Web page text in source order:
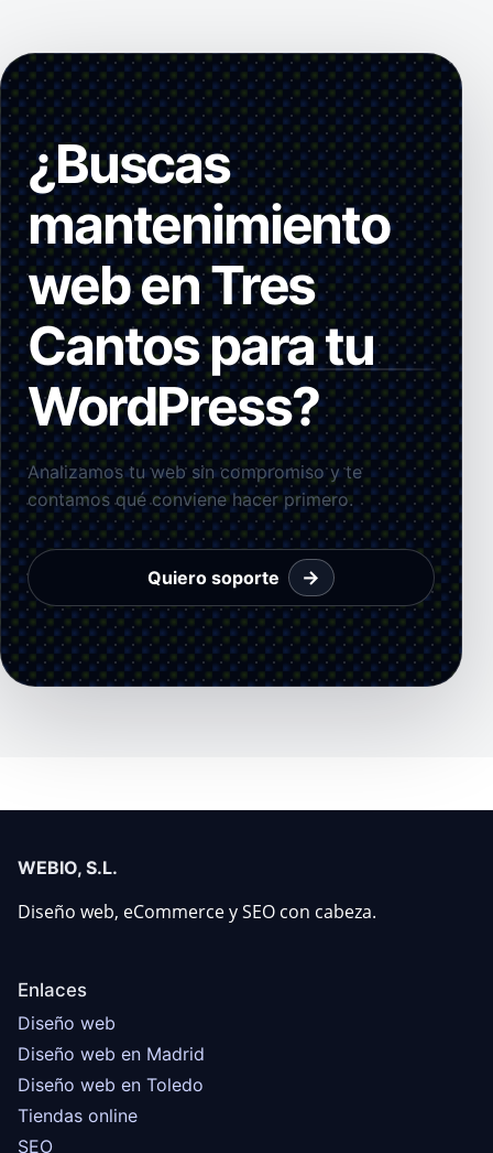
¿Buscas
mantenimiento
web en Tres
Cantos para tu
WordPress?
Analizamos tu web sin compromiso y te
contamos qué conviene hacer primero.
Quiero soporte →
WEBIO, S.L.
Diseño web, eCommerce y SEO con cabeza.
Enlaces
Diseño web
Diseño web en Madrid
Diseño web en Toledo
Tiendas online
SEO